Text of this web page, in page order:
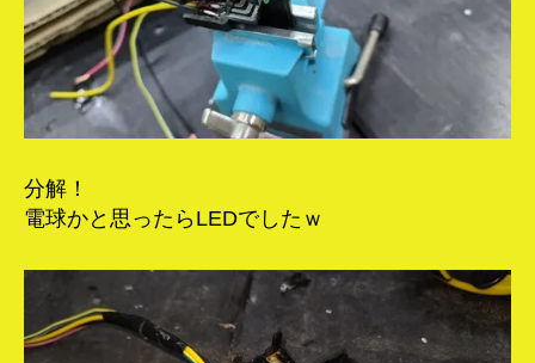
分解！
電球かと思ったらLEDでしたｗ